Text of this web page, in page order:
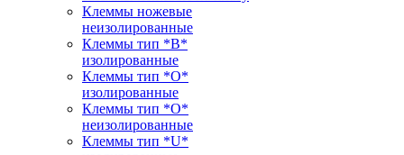
Клеммы ножевые
неизолированные
Клеммы тип *B*
изолированные
Клеммы тип *O*
изолированные
Клеммы тип *O*
неизолированные
Клеммы тип *U*